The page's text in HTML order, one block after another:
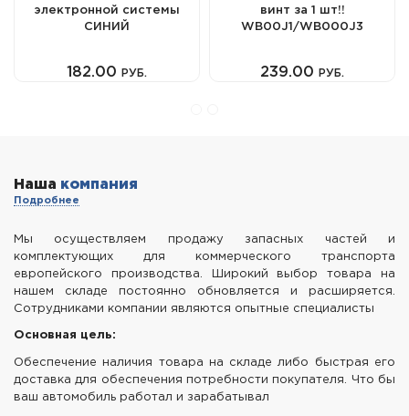
электронной системы
СИНИЙ
182.00 РУБ.
винт за 1 шт!!
WB00J1/WB000J3
239.00 РУБ.
Наша компания
Подробнее
Мы осуществляем продажу запасных частей и
комплектующих для коммерческого транспорта
европейского производства. Широкий выбор товара на
нашем складе постоянно обновляется и расширяется.
Сотрудниками компании являются опытные специалисты
Основная цель:
Обеспечение наличия товара на складе либо быстрая его
доставка для обеспечения потребности покупателя. Что бы
ваш автомобиль работал и зарабатывал